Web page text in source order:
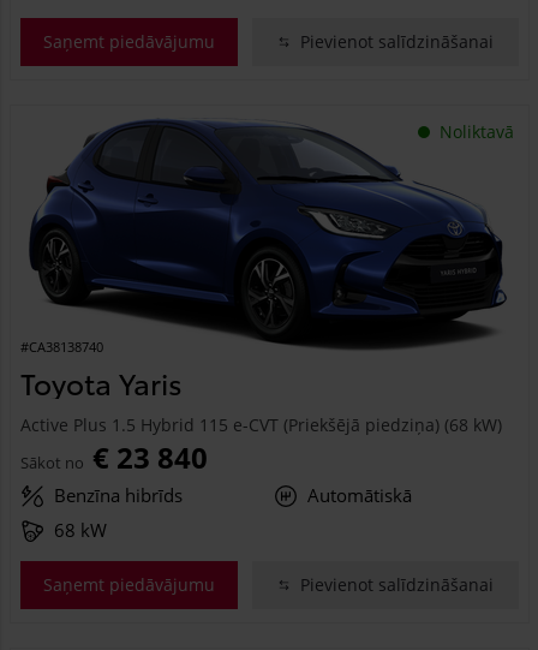
Saņemt piedāvājumu Pievienot salīdzināšanai
Noliktavā
#CA38138740
Toyota Yaris
Active Plus 1.5 Hybrid 115 e-CVT (Priekšējā piedziņa) (68 kW)
Sākot no € 23 840
Benzīna hibrīds
Automātiskā
68 kW
Saņemt piedāvājumu Pievienot salīdzināšanai